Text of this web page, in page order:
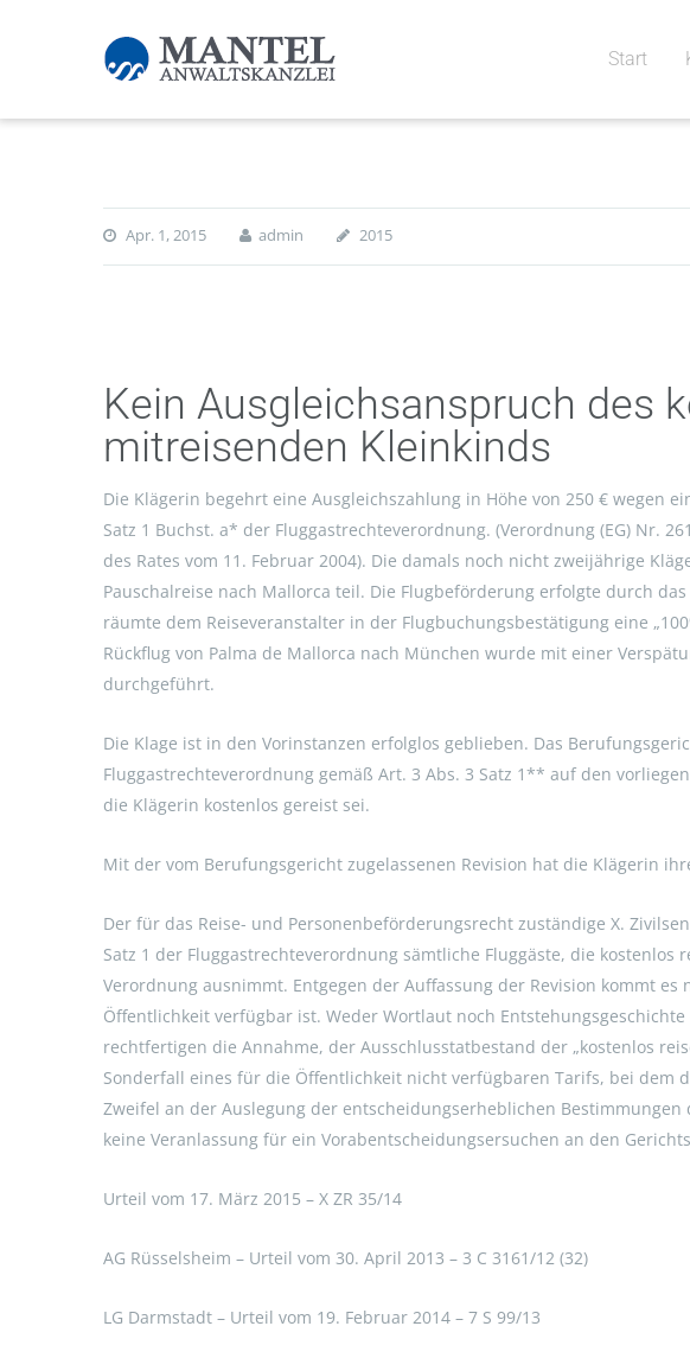
Start
Apr. 1, 2015 admin 2015
Kein Ausgleichsanspruch des
mitreisenden Kleinkinds
Die Klägerin begehrt eine Ausgleichszahlung in Höhe von 250 € wegen
Satz 1 Buchst. a* der Fluggastrechteverordnung. (Verordnung (EG) Nr.
des Rates vom 11. Februar 2004). Die damals noch nicht zweijährige
Pauschalreise nach Mallorca teil. Die Flugbeförderung erfolgte durch
räumte dem Reiseveranstalter in der Flugbuchungsbestätigung eine
Rückflug von Palma de Mallorca nach München wurde mit einer
durchgeführt.
Die Klage ist in den Vorinstanzen erfolglos geblieben. Das
Fluggastrechteverordnung gemäß Art. 3 Abs. 3 Satz 1** auf den
die Klägerin kostenlos gereist sei.
Mit der vom Berufungsgericht zugelassenen Revision hat die Klägerin
Der für das Reise- und Personenbeförderungsrecht zuständige X.
Satz 1 der Fluggastrechteverordnung sämtliche Fluggäste, die kostenlos
Verordnung ausnimmt. Entgegen der Auffassung der Revision kommt
Öffentlichkeit verfügbar ist. Weder Wortlaut noch
rechtfertigen die Annahme, der Ausschlusstatbestand der „kostenlos
Sonderfall eines für die Öffentlichkeit nicht verfügbaren Tarifs, bei dem
Zweifel an der Auslegung der entscheidungserheblichen
keine Veranlassung für ein Vorabentscheidungsersuchen an den
Urteil vom 17. März 2015 – X ZR 35/14
AG Rüsselsheim – Urteil vom 30. April 2013 – 3 C 3161/12 (32)
LG Darmstadt – Urteil vom 19. Februar 2014 – 7 S 99/13